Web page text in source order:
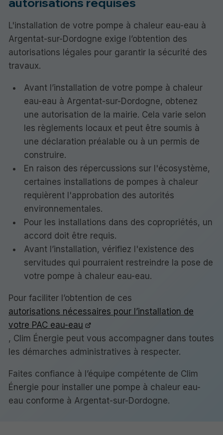
L'installation de votre pompe à chaleur eau-eau à
Argentat-sur-Dordogne exige l’obtention des
autorisations légales pour garantir la sécurité des
travaux.
Avant l’installation de votre pompe à chaleur
eau-eau à Argentat-sur-Dordogne, obtenez
une autorisation de la mairie. Cela varie selon
les règlements locaux et peut être soumis à
une déclaration préalable ou à un permis de
construire.
En raison des répercussions sur l'écosystème,
certaines installations de pompes à chaleur
requièrent l'approbation des autorités
environnementales.
Pour les installations dans des copropriétés, un
accord doit être requis.
Avant l’installation, vérifiez l'existence des
servitudes qui pourraient restreindre la pose de
votre pompe à chaleur eau-eau.
Pour faciliter l’obtention de ces
autorisations nécessaires pour l’installation de
votre PAC eau-eau
, Clim Énergie peut vous accompagner dans toutes
les démarches administratives à respecter.
Faites confiance à l’équipe compétente de Clim
Énergie pour installer une pompe à chaleur eau-
eau conforme à Argentat-sur-Dordogne.